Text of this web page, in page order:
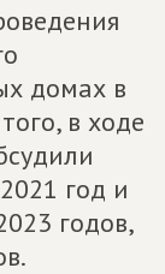
домах в
в ходе
год и
годов,